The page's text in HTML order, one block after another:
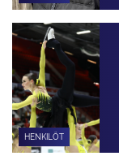
HENKILÖT